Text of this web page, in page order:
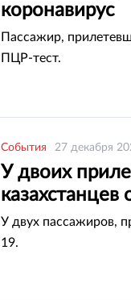
коронавирус
Пассажир,
ПЦР-тест.
События 27 декабря
У двоих
У двух пассажиров,
19.